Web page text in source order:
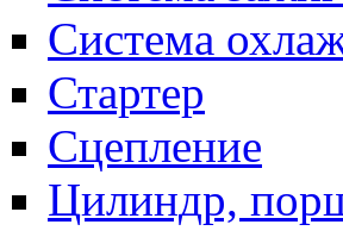
Система
Стартер
Сцепление
Цилиндр,